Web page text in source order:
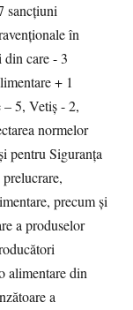
sancțiuni
în
care - 3
+ 1
5, Vetiș - 2,
normelor
pentru Siguranța
precum și
a produselor
alimentare din
a